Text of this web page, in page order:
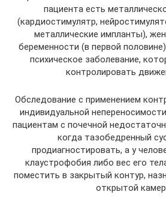
пациента есть
(кардиостимулятр,
металлические импланты),
беременности (в первой
психическое заболевание,
контролировать
Обследование с применением
индивидуальной
пациентам с почечной
когда тазобедренный
продиагностировать, а у
клаустрофобия либо вес его
поместить в закрытый контур,
открытой